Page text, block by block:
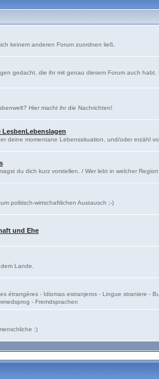
keinem anderen Forum zuordnen ließ.
gedacht, die ihr mit genau diesem Forum auch
Hier macht ihr die Nachrichten!
deine momentane Lebenssituation, und/oder erzähl
du dich kurz vorstellen. / Wer lebt in welcher
politisch-wirtschaftlichen Austausch ;-)
und Ehe
Lande.
étrangères - Idiomas estranjeros - Lingue straniere -
- Fremdsprachen
:)